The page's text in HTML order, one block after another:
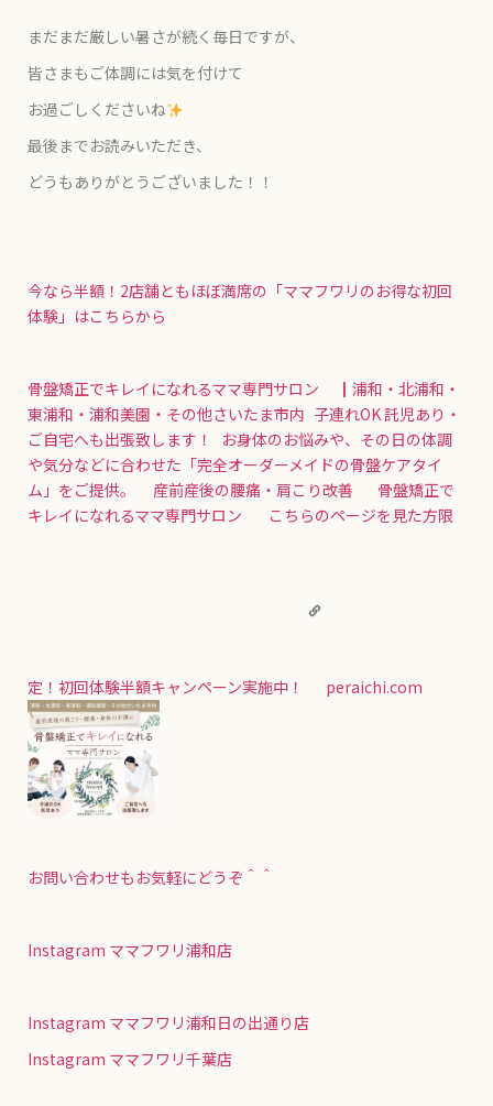
まだまだ厳しい暑さが続く毎日ですが、
皆さまもご体調には気を付けて
お過ごしくださいね
最後までお読みいただき、
どうもありがとうございました！！
今なら半額！2店舗ともほぼ満席の「ママフワリのお得な初回
体験」はこちらから
骨盤矯正でキレイになれるママ専門サロン ┃浦和・北浦和・
東浦和・浦和美園・その他さいたま市内 子連れOK 託児あり・
ご自宅へも出張致します！ お身体のお悩みや、その日の体調
や気分などに合わせた「完全オーダーメイドの骨盤ケアタイ
ム」をご提供。 産前産後の腰痛・肩こり改善 骨盤矯正で
キレイになれるママ専門サロン こちらのページを見た方限
定！初回体験半額キャンペーン実施中！ peraichi.com
お問い合わせもお気軽にどうぞ＾＾
Instagram ママフワリ浦和店
Instagram ママフワリ浦和日の出通り店
Instagram ママフワリ千葉店